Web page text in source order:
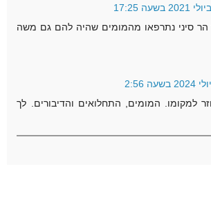
סיני נתרפאו מהמומים שהיה להם גם משה
למקומו. המומים, התחלואים והדיבורים. לך